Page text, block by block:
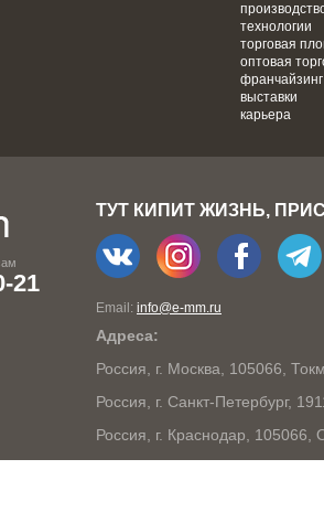
технологии
торговая
оптовая
франчайзинг
выставки
карьера
21
ТУТ КИПИТ ЖИЗНЬ,
Email: info@e-mm.ru
Адреса:
Россия, г. Москва, 105066,
Россия, г. Санкт-Петербург,
Россия, г. Краснодар,